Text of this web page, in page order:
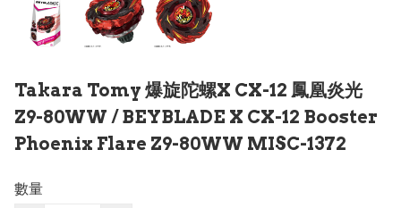
Takara Tomy 爆旋陀螺X CX-12 鳳凰炎光
Z9-80WW / BEYBLADE X CX-12 Booster
Phoenix Flare Z9-80WW MISC-1372
數量